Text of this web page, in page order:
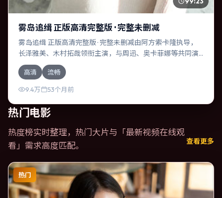
雾岛追缉 正版高清完整版 · 完整未删减
雾岛追缉 正版高清完整版 · 完整未删减由阿方索·卡隆执导，
长泽雅美、木村拓哉领衔主演，与周迅、奥卡菲娜等共同演
绎。本片为悬疑类型，主要班底与取景来自中国台湾。失散
多年的兄妹在边境小镇意外重逢。影片整体气质明快，节奏
紧凑，人物动机清晰，适合喜欢强情节与细腻表演的观众。
高清 流畅
9.4万 53个月前
热门电影
热度榜实时整理，热门大片与「最新视频在线观
看 」需求高度匹配。 查看更多
热门